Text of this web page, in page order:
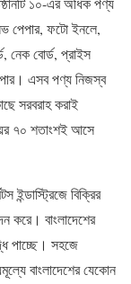
পেপার, ফটো ইনলে,
নেক বোর্ড, প্রাইস
এসব পণ্য নিজস্ব
সরবরাহ করাই
৭০ শতাংশই আসে
ইন্ডাস্ট্রিজে বিক্রির
বাংলাদেশের
পাচ্ছে। সহজে
বাংলাদেশের যেকোন